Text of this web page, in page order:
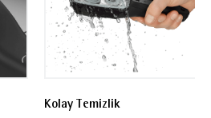
buhar tahliye
kontrollü şekilde azaltarak
bir pişirme deneyimi sunar.
bulaşık makinesinde
Kolay Temizlik